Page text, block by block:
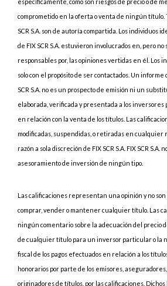
comprometido en la oferta o venta de ningún título.
SCR S.A. son de autoría compartida. Los individuos
de FIX SCR S.A. estuvieron involucrados en, pero
responsables por, las opiniones vertidas en él. Los
solo con el propósito de ser contactados. Un informe
SCR S.A. no es un prospecto de emisión ni un
elaborada, verificada y presentada a los inversores
en relación con la venta de los títulos. Las
modificadas, suspendidas, o retiradas en cualquier
razón a sola discreción de FIX SCR S.A. FIX SCR S.A.
asesoramiento de inversión de ningún tipo.
Las calificaciones representan una opinión y no
comprar, vender o mantener cualquier título. Las
ningún comentario sobre la adecuación del precio
de cualquier título para un inversor particular o la
fiscal de los pagos efectuados en relación a los
honorarios por parte de los emisores,
originadores de títulos, por las calificaciones.